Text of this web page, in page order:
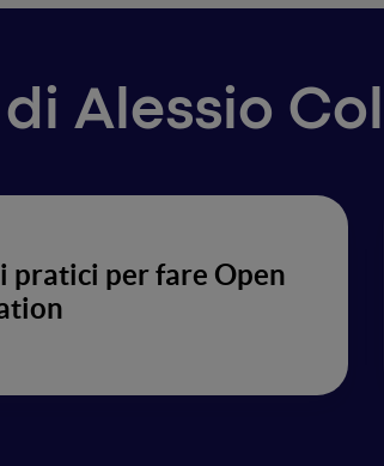
Alessio
pratici per fare Open